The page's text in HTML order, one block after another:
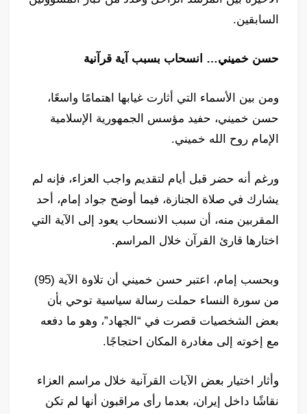
السابقين.
حسن خميني… انسحاب بسبب آية قرآنية
ومن بين الأسماء التي أثارت غيابها اهتمامًا واسعًا،
حسن خميني، حفيد مؤسس الجمهورية الإسلامية
الإمام روح الله خميني.
ورغم أنه حضر قبل أيام لتقديم واجب العزاء، فإنه لم
يشارك في صلاة الجنازة، فيما أوضح جواد إمام، أحد
المقربين منه، أن سبب الانسحاب يعود إلى الآية التي
اختارها قارئ القرآن خلال المراسم.
وبحسب إمام، اعتبر حسن خميني أن تلاوة الآية (95)
من سورة النساء حملت رسالة سياسية توحي بأن
بعض الشخصيات قصرت في “الجهاد”، وهو ما دفعه
مع إخوته إلى مغادرة المكان احتجاجًا.
وأثار اختيار بعض الآيات القرآنية خلال مراسم العزاء
نقاشًا داخل إيران، بعدما رأى مراقبون أنها لم تكن